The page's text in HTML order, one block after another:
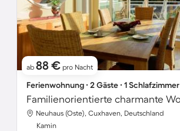
ab 88 € pro Nacht
Ferienwohnung ∙ 2 Gäste ∙ 1 Schlafzimmer
Neuhaus (Oste), Cuxhaven, Deutschland
Kamin